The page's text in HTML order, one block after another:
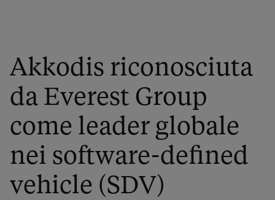
Akkodis riconosciuta
da Everest Group
come leader globale
nei software-defined
vehicle (SDV)